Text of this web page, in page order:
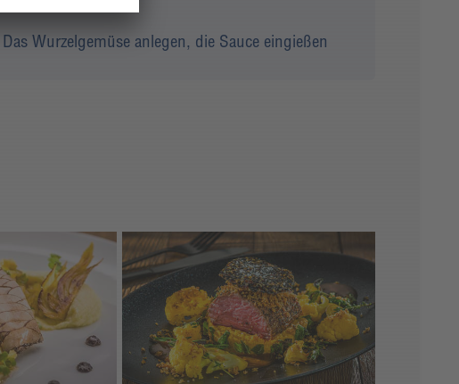
Wurzelgemüse anlegen, die Sauce eingießen